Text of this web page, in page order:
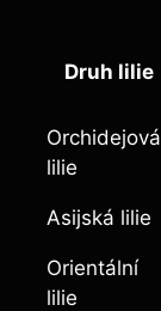
Druh lilie
Orchidejová
lilie
Asijská lilie
Orientální
lilie